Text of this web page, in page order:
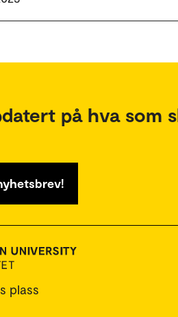
på hva som
plass